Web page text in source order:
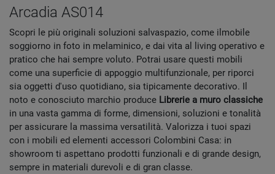
Arcadia AS014
Scopri le più originali soluzioni salvaspazio, come ilmobile
soggiorno in foto in melaminico, e dai vita al living operativo e
pratico che hai sempre voluto. Potrai usare questi mobili
come una superficie di appoggio multifunzionale, per riporci
sia oggetti d'uso quotidiano, sia tipicamente decorativo. Il
noto e conosciuto marchio produce Librerie a muro classiche
in una vasta gamma di forme, dimensioni, soluzioni e tonalità
per assicurare la massima versatilità. Valorizza i tuoi spazi
con i mobili ed elementi accessori Colombini Casa: in
showroom ti aspettano prodotti funzionali e di grande design,
sempre in materiali durevoli e di gran classe.